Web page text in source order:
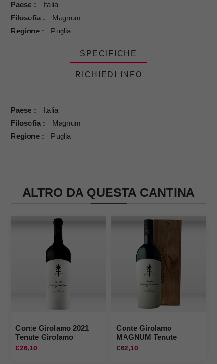
Paese
Italia
Filosofia
Magnum
Regione
Puglia
SPECIFICHE
RICHIEDI INFO
Paese
Italia
Filosofia
Magnum
Regione
Puglia
ALTRO DA QUESTA CANTINA
Conte Girolamo 2021
Tenute Girolamo
€26,10
Conte Girolamo
MAGNUM Tenute
Girolamo Tenute
€62,10